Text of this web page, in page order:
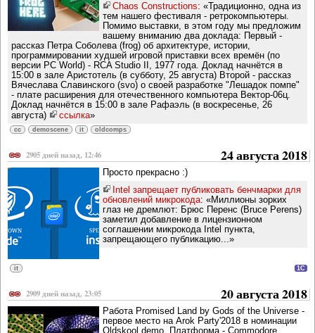
Chaos Constructions: «Традиционно, одна из
тем нашего фестиваля - ретрокомпьютеры.
Помимо выставки, в этом году мы предложим
вашему вниманию два доклада: Первый -
рассказ Петра Соболева (frog) об архитектуре, истории,
программировании худшей игровой приставки всех времён (по
версии PC World) - RCA Studio II, 1977 года. Доклад начнётся в
15:00 в зале Аристотель (в субботу, 25 августа) Второй - рассказ
Вячеслава Славинского (svo) о своей разработке "Лешадок помпе"
- плате расширения для отечественного компьютера Вектор-06ц.
Доклад начнётся в 15:00 в зале Рафаэль (в воскресенье, 26
августа)
ссылка»
cc demoscene it oldcomps
2905 дней назад, 12:46 24 августа 2018
Просто прекрасно :)
Intel запрещает публиковать бенчмарки для
обновлений микрокода: «Миллионы зорких
глаз не дремлют: Брюс Перенс (Bruce Perens)
заметил добавление в лицензионном
соглашении микрокода Intel пункта,
запрещающего публикацию...»
it 1C
2909 дней назад, 23:05 20 августа 2018
Работа Promised Land by Gods of the Universe -
первое место на Arok Party'2018 в номинации
Oldskool demo. Платформа - Commodore